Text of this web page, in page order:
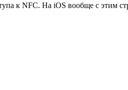
к NFC. На iOS вообще с этим